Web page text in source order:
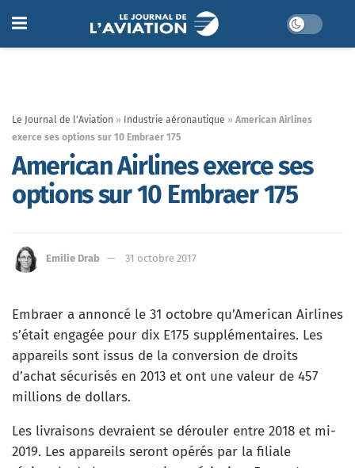
Le Journal de l'Aviation » Industrie aéronautique » American Airlines
exerce ses options sur 10 Embraer 175
American Airlines exerce ses
options sur 10 Embraer 175
Emilie Drab 31 octobre 2017
Embraer a annoncé le 31 octobre qu’American Airlines
s’était engagée pour dix E175 supplémentaires. Les
appareils sont issus de la conversion de droits
d’achat sécurisés en 2013 et ont une valeur de 457
millions de dollars.
Les livraisons devraient se dérouler entre 2018 et mi-
2019. Les appareils seront opérés par la filiale